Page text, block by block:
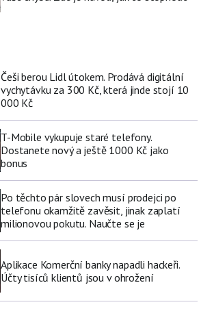
Češi berou Lidl útokem. Prodává digitální
vychytávku za 300 Kč, která jinde stojí 10
000 Kč
T-Mobile vykupuje staré telefony.
Dostanete nový a ještě 1000 Kč jako
bonus
Po těchto pár slovech musí prodejci po
telefonu okamžitě zavěsit, jinak zaplatí
milionovou pokutu. Naučte se je
Aplikace Komerční banky napadli hackeři.
Účty tisíců klientů jsou v ohrožení